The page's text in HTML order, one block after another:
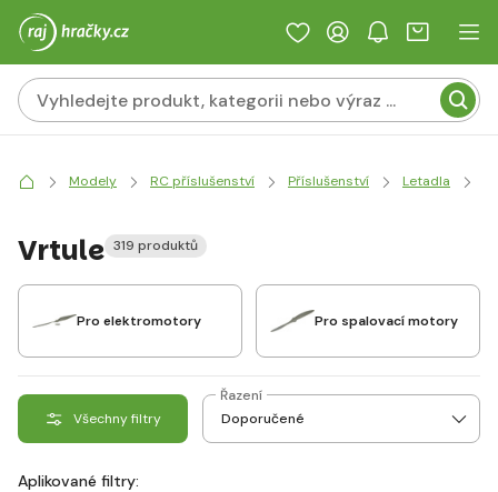
Modely RC příslušenství Příslušenství Letadla
Vrtule 319 produktů
Pro elektromotory Pro spalovací motory
Všechny filtry
Řazení
Aplikované filtry: